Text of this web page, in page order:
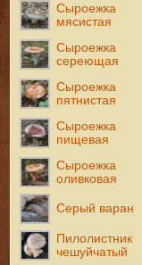
Сыроежка
мясистая
Сыроежка
сереющая
Сыроежка
пятнистая
Сыроежка
пищевая
Сыроежка
оливковая
Серый варан
Пилолистник
чешуйчатый